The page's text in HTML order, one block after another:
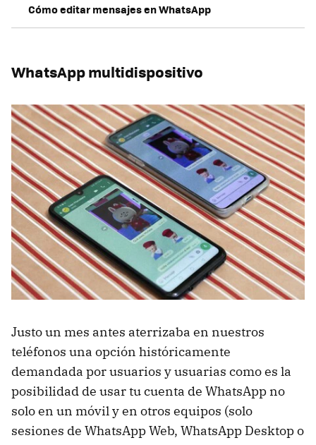
Cómo editar mensajes en WhatsApp
WhatsApp multidispositivo
Justo un mes antes aterrizaba en nuestros
teléfonos una opción históricamente
demandada por usuarios y usuarias como es la
posibilidad de usar tu cuenta de WhatsApp no
solo en un móvil y en otros equipos (solo
sesiones de WhatsApp Web, WhatsApp Desktop o